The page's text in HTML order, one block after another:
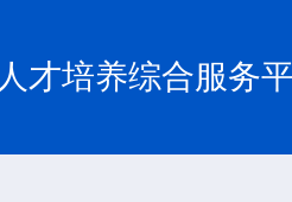
人才培养综合服务